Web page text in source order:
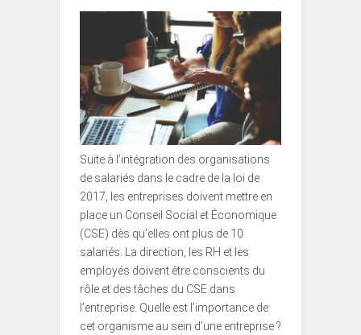
Suite à l’intégration des organisations
de salariés dans le cadre de la loi de
2017, les entreprises doivent mettre en
place un Conseil Social et Économique
(CSE) dès qu’elles ont plus de 10
salariés. La direction, les RH et les
employés doivent être conscients du
rôle et des tâches du CSE dans
l’entreprise. Quelle est l’importance de
cet organisme au sein d’une entreprise ?